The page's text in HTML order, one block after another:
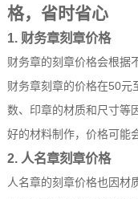
格，省时省心
1. 财务章刻章价格
财务章的刻章价格会根据
财务章刻章的价格在50元
数、印章的材质和尺寸等
好的材料制作，价格可能
2. 人名章刻章价格
人名章的刻章价格也因材